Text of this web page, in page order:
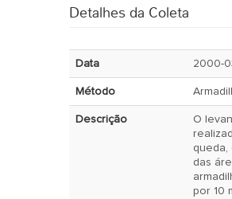
Detalhes da Coleta
Data
Método
Descrição
O
queda,
das
por 10